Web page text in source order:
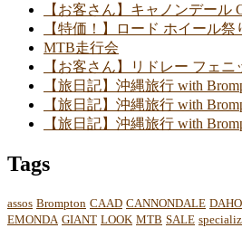
【お客さん】キャノンデール
【特価！】ロード ホイール
MTB走行会
【お客さん】リドレー フェニ
【旅日記】沖縄旅行 with
【旅日記】沖縄旅行 with
【旅日記】沖縄旅行 with
Tags
assos Brompton CAAD CANNONDALE
EMONDA GIANT LOOK MTB SALE